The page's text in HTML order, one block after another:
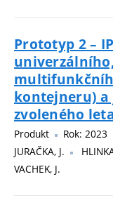
Prototyp 2 –
kontejneru) a
zvoleného
Produkt
Rok: 2023
JURAČKA, J.
VACHEK, J.